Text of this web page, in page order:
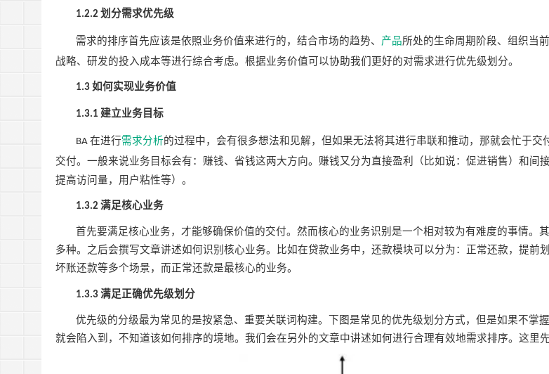
1.2.2划分需求优先级
需求的排序首先应该是依照业务价值来进行的，结合市场的趋势、 产品所处的生命周期阶段、组织当
战略、研发的投入成本等进行综合考虑。根据业务价值可以协助我们更好的对需求进行优先级划分。
1.3如何实现业务价值
1.3.1建立业务目标
BA在进行需求分析的过程中，会有很多想法和见解，但如果无法将其进行串联和推动，那就会忙于交
交付。一般来说业务目标会有：赚钱、省钱这两大方向。赚钱又分为直接盈利（比如说：促进销售）和间接
提高访问量，用户粘性等）。
1.3.2满足核心业务
首先要满足核心业务，才能够确保价值的交付。然而核心的业务识别是一个相对较为有难度的事情。
多种。之后会撰写文章讲述如何识别核心业务。比如在贷款业务中，还款模块可以分为：正常还款，提前划
坏账还款等多个场景，而正常还款是最核心的业务。
1.3.3满足正确优先级划分
优先级的分级最为常见的是按紧急、重要关联词构建。下图是常见的优先级划分方式，但是如果不掌握
就会陷入到，不知道该如何排序的境地。我们会在另外的文章中讲述如何进行合理有效地需求排序。这里先